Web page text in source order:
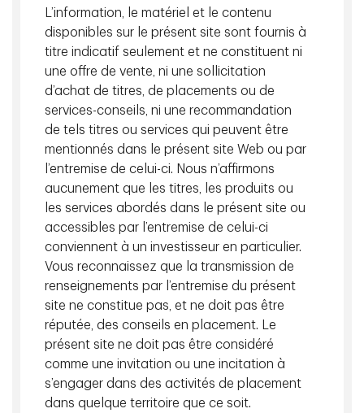
Le point sur les marchés et perspectives
août 05, 2026
Perspectives mensuelles des
portefeuilles
Tenez-vous au courant de l'évolution de la
dynamique des marchés grâce ainsi que de la
pondération des actions, des titres à revenu fixe
et des placements sur les marchés privés grâce.
Commentaires Lecture de 10 min
L’information, le matériel et le contenu
disponibles sur le présent site sont fournis à
titre indicatif seulement et ne constituent ni
une offre de vente, ni une sollicitation
d’achat de titres, de placements ou de
services-conseils, ni une recommandation
de tels titres ou services qui peuvent être
mentionnés dans le présent site Web ou par
l’entremise de celui-ci. Nous n’affirmons
aucunement que les titres, les produits ou
les services abordés dans le présent site ou
accessibles par l’entremise de celui-ci
conviennent à un investisseur en particulier.
Vous reconnaissez que la transmission de
renseignements par l’entremise du présent
site ne constitue pas, et ne doit pas être
réputée, des conseils en placement. Le
présent site ne doit pas être considéré
comme une invitation ou une incitation à
s’engager dans des activités de placement
dans quelque territoire que ce soit.